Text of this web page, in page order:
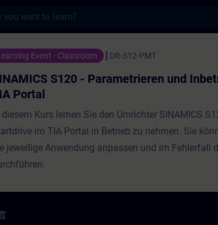
- Parametrieren und
Event - Classroom DR-S12-PMT
S120 - Parametrieren und
Portal
diesem Kurs lernen Sie den Umrichter SINAMICS
im TIA Portal in Betrieb zu nehmen. Sie
jeweilige Anwendung anpassen und im Fehlerfall